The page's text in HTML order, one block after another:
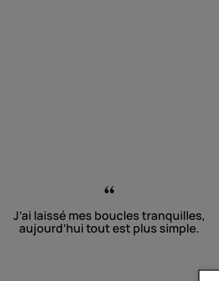
J’ai laissé mes boucles tranquilles,
aujourd’hui tout est plus simple.